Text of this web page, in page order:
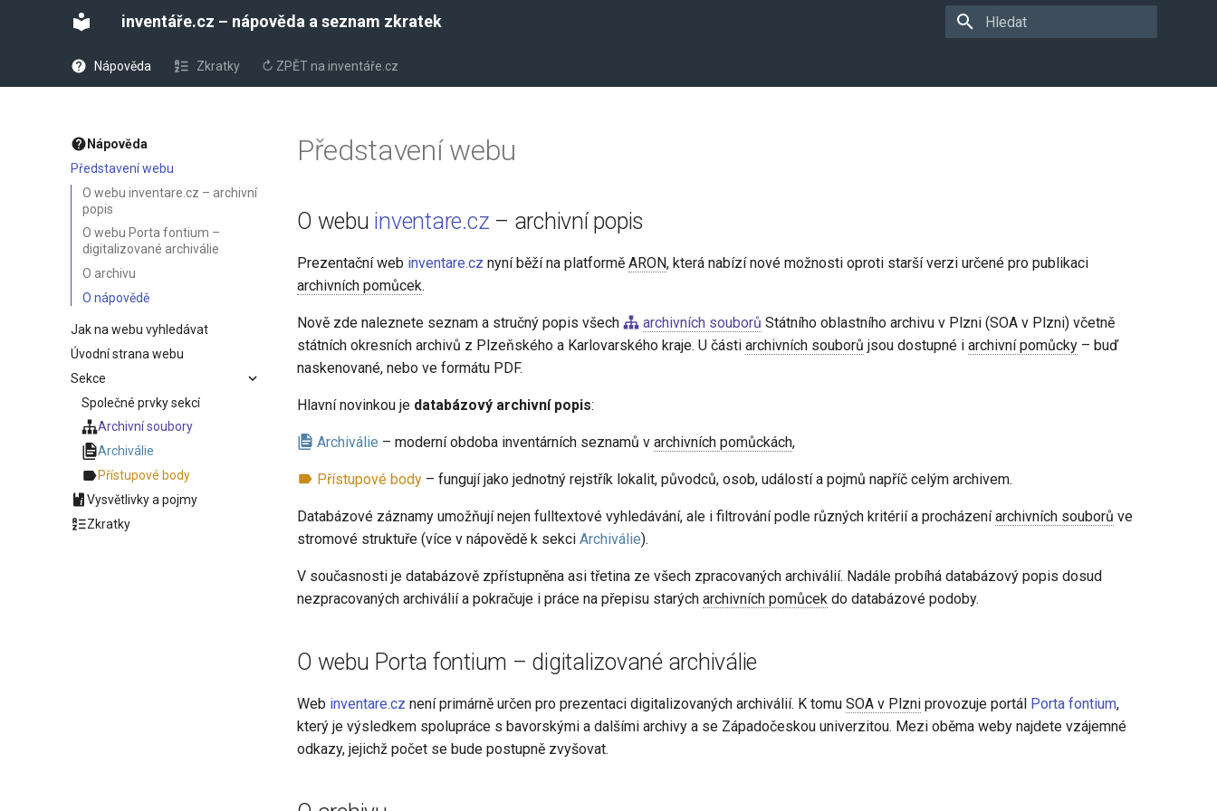
inventáře.cz – nápověda a seznam zkratek
Nápověda Zkratky ↻ ZPĚT na inventáře.cz
Nápověda
Představení webu
O webu inventare.cz – archivní
popis
O webu Porta fontium –
digitalizované archiválie
O archivu
O nápovědě
Jak na webu vyhledávat
Úvodní strana webu
Sekce
Společné prvky sekcí
Archivní soubory
Archiválie
Přístupové body
Vysvětlivky a pojmy
Zkratky
Představení webu
O webu inventare.cz – archivní popis
Prezentační web inventare.cz nyní běží na platformě ARON, která nabízí nové možnosti oproti starší verzi určené pro publikaci
archivních pomůcek.
Nově zde naleznete seznam a stručný popis všech archivních souborů Státního oblastního archivu v Plzni (SOA v Plzni) včetně
státních okresních archivů z Plzeňského a Karlovarského kraje. U části archivních souborů jsou dostupné i archivní pomůcky – buď
naskenované, nebo ve formátu PDF.
Hlavní novinkou je databázový archivní popis:
Archiválie – moderní obdoba inventárních seznamů v archivních pomůckách,
Přístupové body – fungují jako jednotný rejstřík lokalit, původců, osob, událostí a pojmů napříč celým archivem.
Databázové záznamy umožňují nejen fulltextové vyhledávání, ale i filtrování podle různých kritérií a procházeníarchivních souborů ve
stromové struktuře (více v nápovědě k sekci Archiválie).
V současnosti je databázově zpřístupněna asi třetina ze všech zpracovaných archiválií. Nadále probíhá databázový popis dosud
nezpracovaných archiválií a pokračuje i práce na přepisu starých archivních pomůcek do databázové podoby.
O webu Porta fontium – digitalizované archiválie
Web inventare.cz není primárně určen pro prezentaci digitalizovaných archiválií. K tomu SOA v Plzni provozuje portál Porta fontium,
který je výsledkem spolupráce s bavorskými a dalšími archivy a se Západočeskou univerzitou. Mezi oběma weby najdete vzájemné
odkazy, jejichž počet se bude postupně zvyšovat.